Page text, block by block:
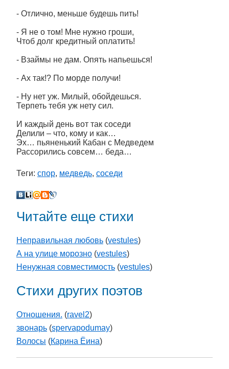
- Отлично, меньше будешь пить!
- Я не о том! Мне нужно гроши,
Чтоб долг кредитный оплатить!
- Взаймы не дам. Опять напьешься!
- Ах так!? По морде получи!
- Ну нет уж. Милый, обойдешься.
Терпеть тебя уж нету сил.
И каждый день вот так соседи
Делили – что, кому и как…
Эх… пьяненький Кабан с Медведем
Рассорились совсем… беда…
Теги: спор, медведь, соседи
Читайте еще стихи
Неправильная любовь (vestules)
А на улице морозно (vestules)
Ненужная совместимость (vestules)
Стихи других поэтов
Отношения. (ravel2)
звонарь (spervapodumay)
Волосы (Карина Ёина)